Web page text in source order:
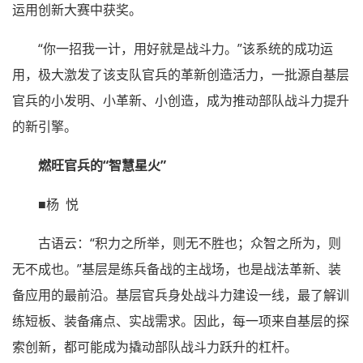
运用创新大赛中获奖。
“你一招我一计，用好就是战斗力。”该系统的成功运
用，极大激发了该支队官兵的革新创造活力，一批源自基层
官兵的小发明、小革新、小创造，成为推动部队战斗力提升
的新引擎。
燃旺官兵的“智慧星火”
■杨 悦
古语云：“积力之所举，则无不胜也；众智之所为，则
无不成也。”基层是练兵备战的主战场，也是战法革新、装
备应用的最前沿。基层官兵身处战斗力建设一线，最了解训
练短板、装备痛点、实战需求。因此，每一项来自基层的探
索创新，都可能成为撬动部队战斗力跃升的杠杆。